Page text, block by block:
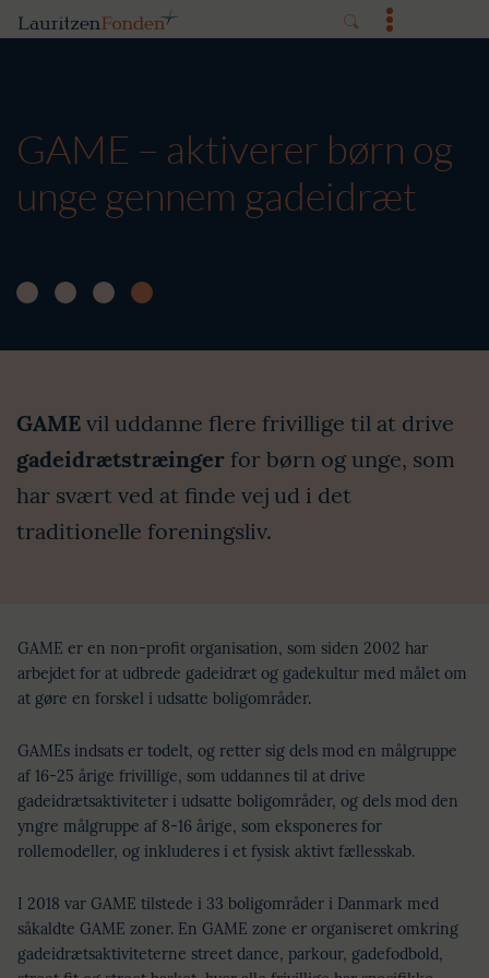
GAME – aktiverer børn og
unge gennem gadeidræt
GAME vil uddanne flere frivillige til at drive
gadeidrætstræinger for børn og unge, som
har svært ved at finde vej ud i det
traditionelle foreningsliv.
GAME er en non-profit organisation, som siden 2002 har
arbejdet for at udbrede gadeidræt og gadekultur med målet om
at gøre en forskel i udsatte boligområder.
GAMEs indsats er todelt, og retter sig dels mod en målgruppe
af 16-25 årige frivillige, som uddannes til at drive
gadeidrætsaktiviteter i udsatte boligområder, og dels mod den
yngre målgruppe af 8-16 årige, som eksponeres for
rollemodeller, og inkluderes i et fysisk aktivt fællesskab.
I 2018 var GAME tilstede i 33 boligområder i Danmark med
såkaldte GAME zoner. En GAME zone er organiseret omkring
gadeidrætsaktiviteterne street dance, parkour, gadefodbold,